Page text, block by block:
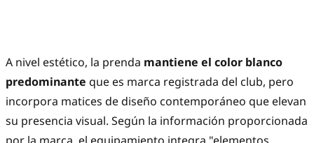
A nivel estético, la prenda mantiene el color blanco
predominante que es marca registrada del club, pero
incorpora matices de diseño contemporáneo que elevan
su presencia visual. Según la información proporcionada